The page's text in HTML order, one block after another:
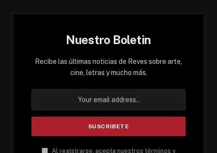
Nuestro Boletin
Recibe las últimas noticias de Reves sobre arte,
cine, letras y mucho más.
Al registrarse, acepta nuestros términos y